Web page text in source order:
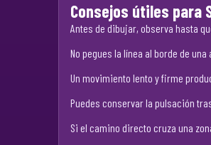
Consejos útiles para
Antes de dibujar, observa hasta
No pegues la línea al borde de
Un movimiento lento y firme
Puedes conservar la pulsación
Si el camino directo cruza una